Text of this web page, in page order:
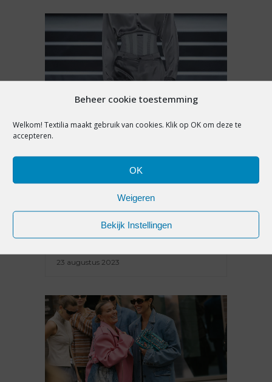
Beheer cookie toestemming
Welkom! Textilia maakt gebruik van cookies. Klik op OK om deze te
accepteren.
OK
Weigeren
Bekijk Instellingen
KLASSIEKERS EN FUTURISME:
DIT ZIJN DE
MANNENMODETRENDS VOOR
HERFST-WINTER 2024-2025
23 augustus 2023